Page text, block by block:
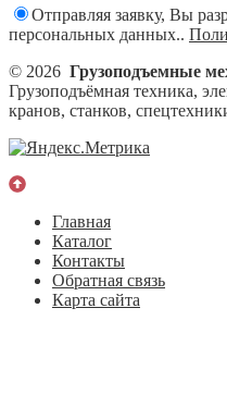
Отправляя заявку, Вы
персональных данных..
© 2026 Грузоподъемные
Грузоподъёмная техника,
кранов, станков,
Главная
Каталог
Контакты
Обратная связь
Карта сайта